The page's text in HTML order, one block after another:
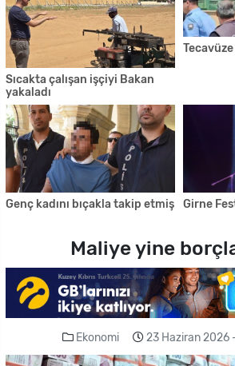
Sıcakta çalışan işçiyi Bakan
yakaladı
Genç kadını bıçakla takip etmiş Girne
Maliye yine
Ekonomi 23 Haziran 2026